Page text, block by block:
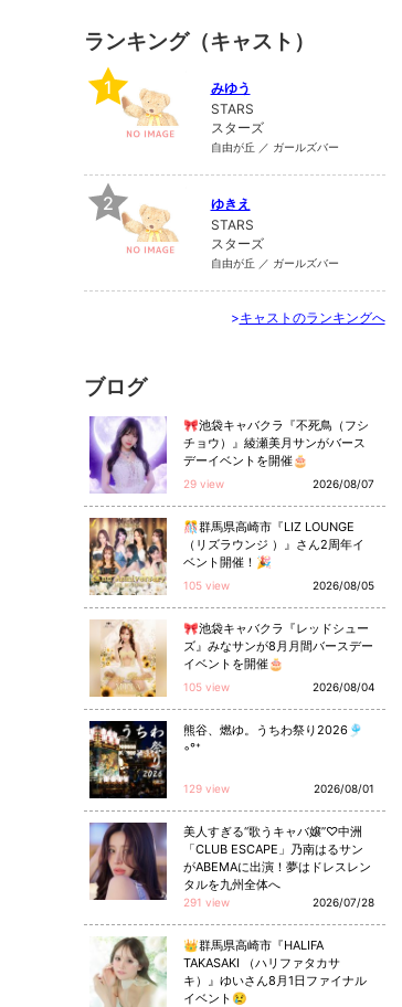
ランキング（キャスト）
1
みゆう
STARS
スターズ
自由が丘 ／ ガールズバー
2
ゆきえ
STARS
スターズ
自由が丘 ／ ガールズバー
>キャストのランキングへ
ブログ
🎀池袋キャバクラ『不死鳥（フシ
チョウ）』綾瀬美月サンがバース
デーイベントを開催🎂
29 view 2026/08/07
🎊群馬県高崎市『LIZ LOUNGE
（リズラウンジ ）』さん2周年イ
ベント開催！🎉
105 view 2026/08/05
🎀池袋キャバクラ『レッドシュー
ズ』みなサンが8月月間バースデー
イベントを開催🎂
105 view 2026/08/04
熊谷、燃ゆ。うちわ祭り2026🎐
◦°⁺
129 view 2026/08/01
美人すぎる“歌うキャバ嬢”♡中洲
「CLUB ESCAPE」乃南はるサン
がABEMAに出演！夢はドレスレン
タルを九州全体へ
291 view 2026/07/28
👑群馬県高崎市『HALIFA
TAKASAKI （ハリファタカサ
キ）』ゆいさん8月1日ファイナル
イベント😢